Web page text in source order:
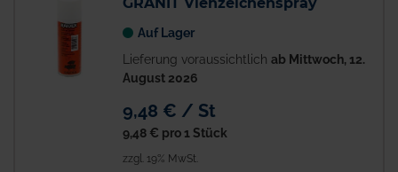
Auf Lager
Lieferung voraussichtlich ab Mittwoch, 12.
August 2026
9,48 € / St
9,48 € pro 1 Stück
zzgl. 19% MwSt.